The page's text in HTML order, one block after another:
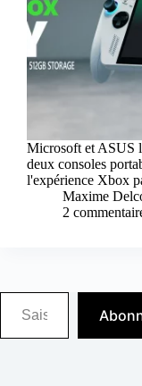
Microsoft et ASUS
deux consoles
l'expérience Xbox
Maxime
2
Saisissez votre adresse e-mail…